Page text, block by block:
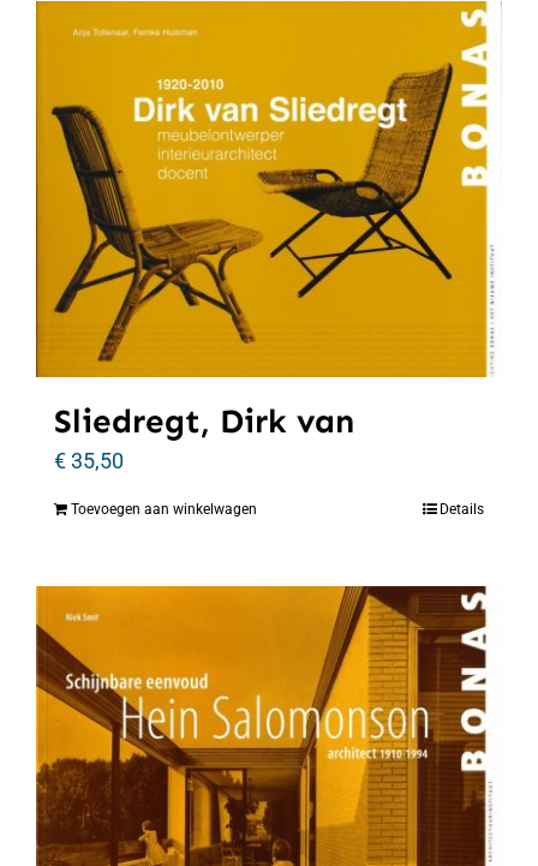
Sliedregt, Dirk van
€35,50
Toevoegen aan winkelwagen Details